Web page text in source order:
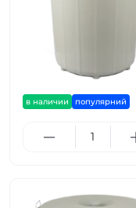
в наличии популярний